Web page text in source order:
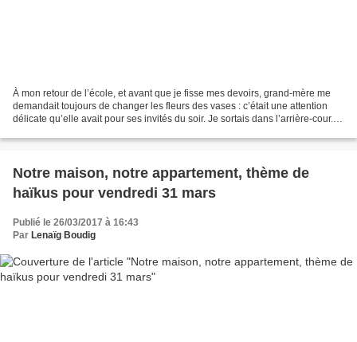
À mon retour de l’école, et avant que je fisse mes devoirs, grand-mère me
demandait toujours de changer les fleurs des vases : c’était une attention
délicate qu’elle avait pour ses invités du soir. Je sortais dans l’arrière-cour.
Notre maison, notre appartement, thème de
haïkus pour vendredi 31 mars
Publié le 26/03/2017 à 16:43
Par Lenaïg Boudig